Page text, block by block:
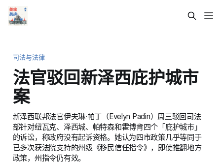
司法与法律
法官驳回新泽西庇护城市
案
新泽西联邦法官伊夫琳·帕丁（Evelyn Padin）周三驳回司法
部针对纽瓦克、泽西城、帕特森和霍博肯四个「庇护城市」
的诉讼，称政府没有起诉资格。她认为四市政策几乎等同于
已多次获法院支持的州级《移民信任指令》，即使推翻地方
政策，州指令仍有效。